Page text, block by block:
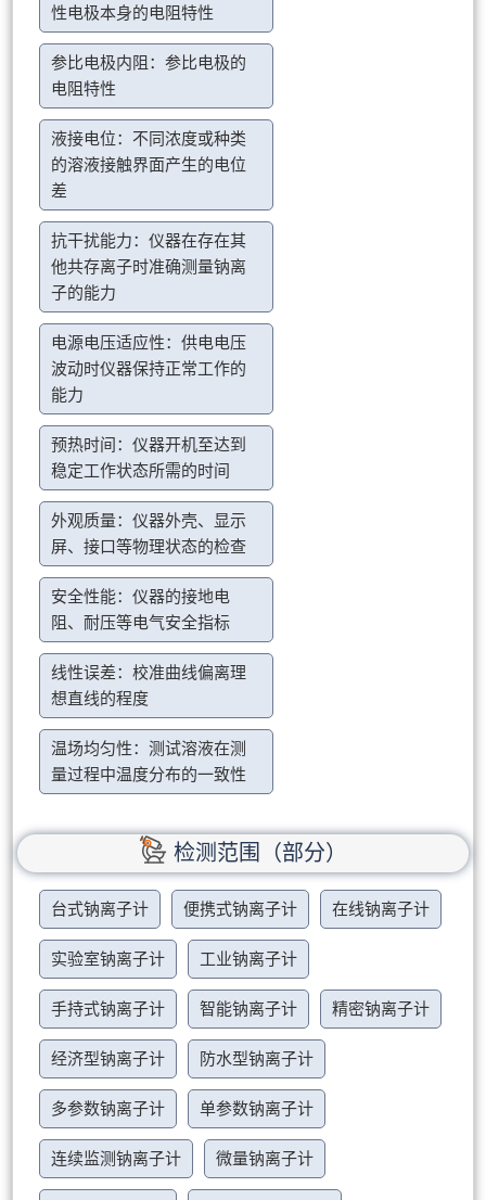
性电极本身的电阻特性
参比电极内阻：参比电极的
电阻特性
液接电位：不同浓度或种类
的溶液接触界面产生的电位
差
抗干扰能力：仪器在存在其
他共存离子时准确测量钠离
子的能力
电源电压适应性：供电电压
波动时仪器保持正常工作的
能力
预热时间：仪器开机至达到
稳定工作状态所需的时间
外观质量：仪器外壳、显示
屏、接口等物理状态的检查
安全性能：仪器的接地电
阻、耐压等电气安全指标
线性误差：校准曲线偏离理
想直线的程度
温场均匀性：测试溶液在测
量过程中温度分布的一致性
检测范围（部分）
台式钠离子计 便携式钠离子计 在线钠离子计
实验室钠离子计 工业钠离子计
手持式钠离子计 智能钠离子计 精密钠离子计
经济型钠离子计 防水型钠离子计
多参数钠离子计 单参数钠离子计
连续监测钠离子计 微量钠离子计